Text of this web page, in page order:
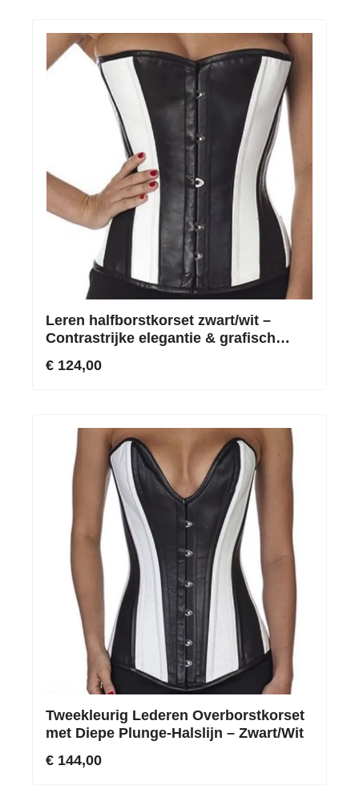
Leren halfborstkorset zwart/wit –
Contrastrijke elegantie & grafisch
€ 124,00
Tweekleurig Lederen Overborstkorset
met Diepe Plunge-Halslijn – Zwart/Wit
€ 144,00